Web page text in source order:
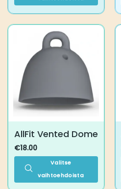
useampi
muunnelma.
Voit
tehdä
valinnat
tuotteen
sivulla.
AllFit Vented Dome
€18.00
Valitse
vaihtoehdoista